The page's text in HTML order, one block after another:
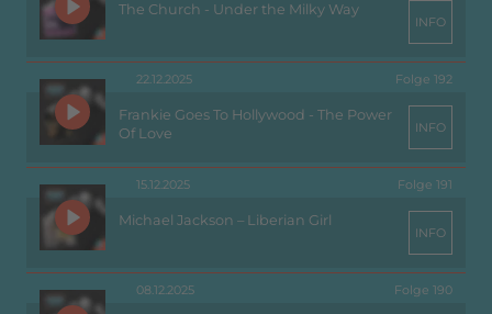
The Church - Under the Milky Way
INFO
22.12.2025 Folge 192
Frankie Goes To Hollywood - The Power
Of Love
INFO
15.12.2025 Folge 191
Michael Jackson – Liberian Girl
INFO
08.12.2025 Folge 190